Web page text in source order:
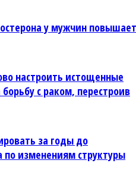
у мужчин повышает
настроить истощенные
с раком, перестроив
за годы до
по изменениям структуры